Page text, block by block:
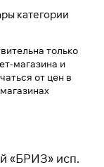
категории
только
магазина и
от цен в
«БРИЗ» исп.